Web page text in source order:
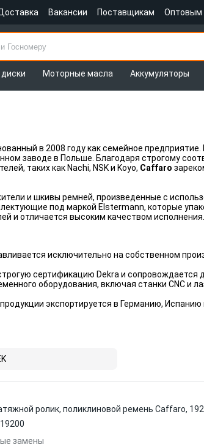
Вакансии Поставщикам Оптовым
Моторные масла Аккумуляторы
в 2008 году как семейное
заводе в Польше. Благодаря строгому
таких как Nachi, NSK и Koyo, Caffaro
и шкивы ремней, произведенные с
под маркой Elstermann, которые
и отличается высоким качеством исполнения.
исключительно на собственном
сертификацию Dekra и сопровождается
оборудования, включая станки CNC и
продукции экспортируется в Германию,
ролик, поликлиновой ремень Caffaro,
19200
замены